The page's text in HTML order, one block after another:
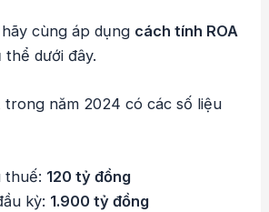
cùng áp dụng cách tính ROA
dưới đây.
trong năm 2024 có các số liệu
thuế: 120 tỷ đồng
kỳ: 1.900 tỷ đồng